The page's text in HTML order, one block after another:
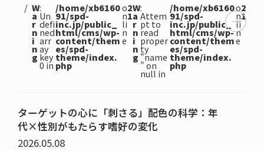
W
a
r
n
i
n
g
:
Un
defi
ned
arr
ay
key
0 in
/home/xb6160
91/spd-
inc.jp/public_
html/cms/wp-
content/them
es/spd-
theme/index.
php
o
n
li
n
e
2
1
W
a
r
n
i
n
g
:
Attem
pt to
read
proper
ty
"name
" on
null in
/home/xb6160
91/spd-
inc.jp/public_
html/cms/wp-
content/them
es/spd-
theme/index.
php
o
n
li
n
e
2
1
ターゲットの心に「刺さる」配色の科学：年
代×性別がもたらす嗜好の変化
2026.05.08